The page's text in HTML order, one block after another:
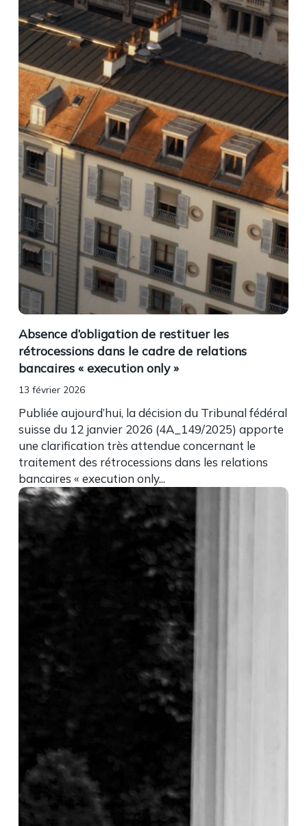
Absence d’obligation de restituer les
rétrocessions dans le cadre de relations
bancaires « execution only »
13 février 2026
Publiée aujourd’hui, la décision du Tribunal fédéral
suisse du 12 janvier 2026 (4A_149/2025) apporte
une clarification très attendue concernant le
traitement des rétrocessions dans les relations
bancaires « execution only...